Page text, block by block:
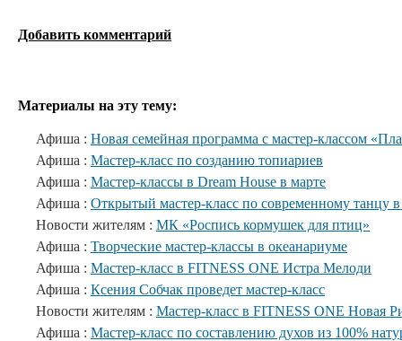
Добавить комментарий
Материалы на эту тему:
Афиша : Новая семейная программа с мастер-классом
Афиша : Мастер-класс по созданию топиариев
Афиша : Мастер-классы в Dream House в марте
Афиша : Открытый мастер-класс по современному танцу
Новости жителям : МК «Роспись кормушек для птиц»
Афиша : Творческие мастер-классы в океанариуме
Афиша : Мастер-класс в FITNESS ONE Истра Мелоди
Афиша : Ксения Собчак проведет мастер-класс
Новости жителям : Мастер-класс в FITNESS ONE Новая
Афиша : Мастер-класс по составлению духов из 100%